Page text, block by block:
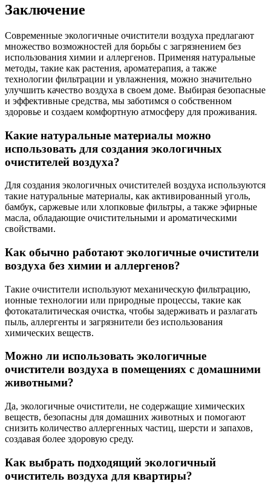
Заключение
Современные экологичные очистители воздуха предлагают
множество возможностей для борьбы с загрязнением без
использования химии и аллергенов. Применяя натуральные
методы, такие как растения, ароматерапия, а также
технологии фильтрации и увлажнения, можно значительно
улучшить качество воздуха в своем доме. Выбирая безопасные
и эффективные средства, мы заботимся о собственном
здоровье и создаем комфортную атмосферу для проживания.
Какие натуральные материалы можно
использовать для создания экологичных
очистителей воздуха?
Для создания экологичных очистителей воздуха используются
такие натуральные материалы, как активированный уголь,
бамбук, саржевые или хлопковые фильтры, а также эфирные
масла, обладающие очистительными и ароматическими
свойствами.
Как обычно работают экологичные очистители
воздуха без химии и аллергенов?
Такие очистители используют механическую фильтрацию,
ионные технологии или природные процессы, такие как
фотокаталитическая очистка, чтобы задерживать и разлагать
пыль, аллергенты и загрязнители без использования
химических веществ.
Можно ли использовать экологичные
очистители воздуха в помещениях с домашними
животными?
Да, экологичные очистители, не содержащие химических
веществ, безопасны для домашних животных и помогают
снизить количество аллергенных частиц, шерсти и запахов,
создавая более здоровую среду.
Как выбрать подходящий экологичный
очиститель воздуха для квартиры?